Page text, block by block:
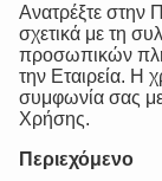
Ανατρέξτε στην
σχετικά με τη
προσωπικών
την Εταιρεία. Η
συμφωνία σας
Χρήσης.
Περιεχόμενο